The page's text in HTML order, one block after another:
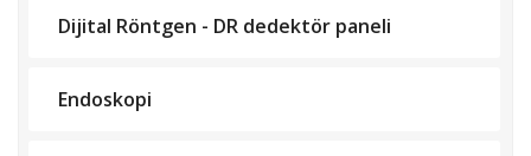
Dijital Röntgen - DR dedektör paneli
Endoskopi